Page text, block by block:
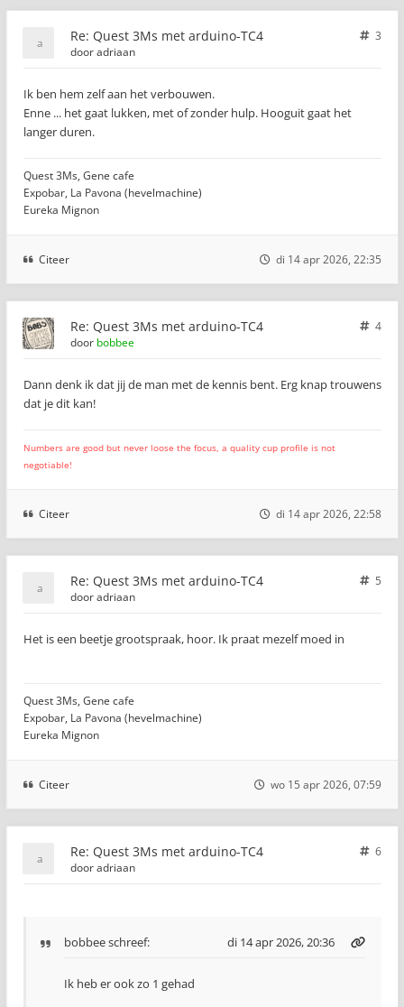
Re: Quest 3Ms met arduino-TC4
3
dooradriaan
Ik ben hem zelf aan het verbouwen.
Enne ... het gaat lukken, met of zonder hulp. Hooguit gaat het
langer duren.
Quest 3Ms, Gene cafe
Expobar, La Pavona (hevelmachine)
Eureka Mignon
Citeer di 14 apr 2026, 22:35
Re: Quest 3Ms met arduino-TC4
4
door bobbee
Dann denk ik dat jij de man met de kennis bent. Erg knap trouwens
dat je dit kan!
Numbers are good but never loose the focus, a quality cup profile is not
negotiable!
Citeer di 14 apr 2026, 22:58
Re: Quest 3Ms met arduino-TC4
5
dooradriaan
Het is een beetje grootspraak, hoor. Ik praat mezelf moed in
Quest 3Ms, Gene cafe
Expobar, La Pavona (hevelmachine)
Eureka Mignon
Citeer wo 15 apr 2026, 07:59
Re: Quest 3Ms met arduino-TC4
6
dooradriaan
bobbeeschreef: di 14 apr 2026, 20:36
Ik heb er ook zo 1 gehad